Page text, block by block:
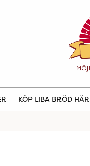
KÖP LIBA BRÖD HÄR